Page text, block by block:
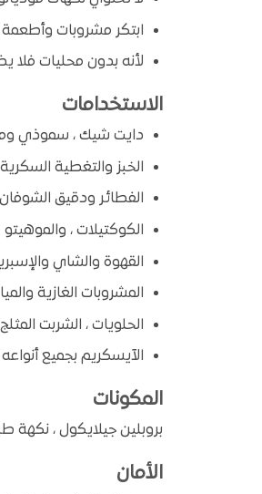
ابتكر مشروبات
لأنه بدون محليات فلا
الاستخدامات
دايت شيك ، سموذي
الخبز والتغطية
الفطائر ودقيق
الكوكتيلات ، والموهيتو
القهوة والشاي
المشروبات الغازية
الحلويات ، الشربت المثلج
الآيسكريم بجميع أنواعه
المكونات
بروبلين جيلايكول ، نكهة
الأمان